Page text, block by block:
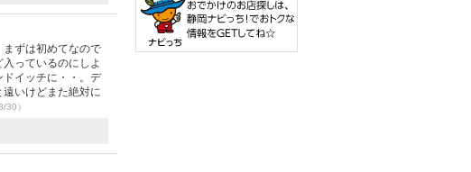
ずは初めてなので
っているのにしよ
イッチに・・。デ
いけどまた絶対に
30）